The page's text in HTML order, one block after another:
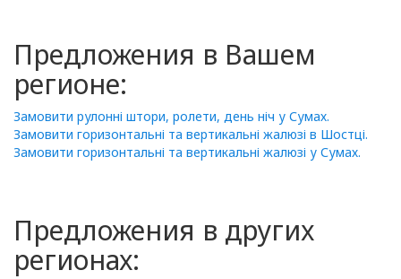
Предложения в Вашем
регионе:
Замовити рулонні штори, ролети, день ніч у Сумах.
Замовити горизонтальні та вертикальні жалюзі в Шостці.
Замовити горизонтальні та вертикальні жалюзі у Сумах.
Предложения в других
регионах: